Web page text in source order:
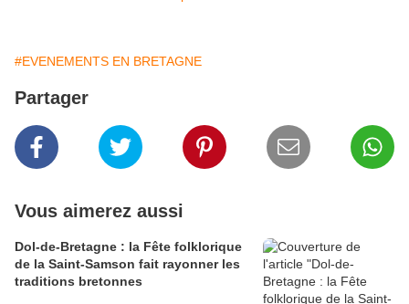
#EVENEMENTS EN BRETAGNE
Partager
Vous aimerez aussi
Dol-de-Bretagne : la Fête folklorique
de la Saint-Samson fait rayonner les
traditions bretonnes